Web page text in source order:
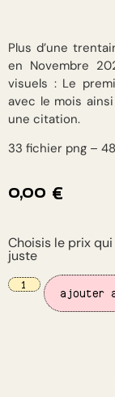
Plus d’une
en Novembre
visuels : Le
avec le mois
une citation.
33 fichier png –
0,00 €
Choisis le prix
juste
ajouter